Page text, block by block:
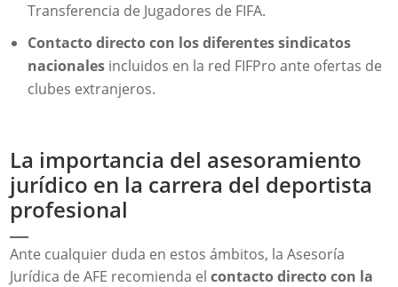
Transferencia de Jugadores de FIFA.
Contacto directo con los diferentes sindicatos
nacionales incluidos en la red FIFPro ante ofertas de
clubes extranjeros.
La importancia del asesoramiento
jurídico en la carrera del deportista
profesional
Ante cualquier duda en estos ámbitos, la Asesoría
Jurídica de AFE recomienda elcontacto directo con la